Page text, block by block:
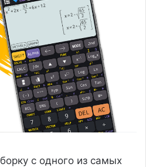
с одного из самых